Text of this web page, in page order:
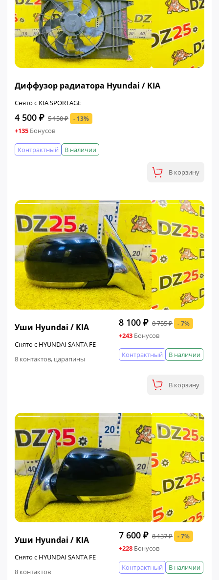
Диффузор радиатора Hyundai / KIA
Снято с KIA SPORTAGE
4 500 ₽ 5 150 ₽ - 13%
+135 Бонусов
В наличии
Контрактный
В корзину
Уши Hyundai / KIA
Снято с HYUNDAI SANTA FE
8 контактов, царапины
8 100 ₽ 8 755 ₽ - 7%
+243 Бонусов
В наличии
Контрактный
В корзину
Уши Hyundai / KIA
Снято с HYUNDAI SANTA FE
8 контактов
7 600 ₽ 8 137 ₽ - 7%
+228 Бонусов
В наличии
Контрактный